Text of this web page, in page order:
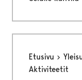
Etusivu
Aktiviteetit